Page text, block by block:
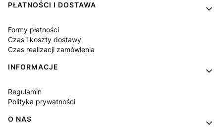
PŁATNOŚCI I DOSTAWA
Formy płatności
Czas i koszty dostawy
Czas realizacji zamówienia
INFORMACJE
Regulamin
Polityka prywatności
O NAS